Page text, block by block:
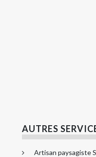
AUTRES
Artisan paysagiste